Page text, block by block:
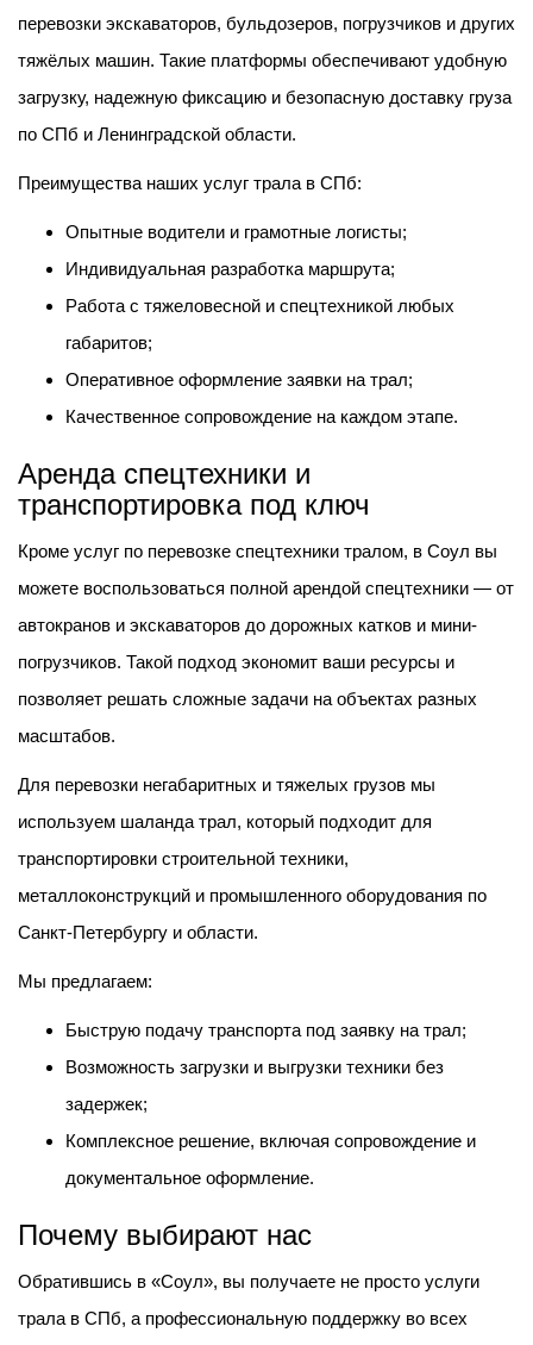
перевозки экскаваторов, бульдозеров, погрузчиков и других
тяжёлых машин. Такие платформы обеспечивают удобную
загрузку, надежную фиксацию и безопасную доставку груза
по СПб и Ленинградской области.
Преимущества наших услуг трала в СПб:
Опытные водители и грамотные логисты;
Индивидуальная разработка маршрута;
Работа с тяжеловесной и спецтехникой любых
габаритов;
Оперативное оформление заявки на трал;
Качественное сопровождение на каждом этапе.
Аренда спецтехники и
транспортировка под ключ
Кроме услуг по перевозке спецтехники тралом, в Соул вы
можете воспользоваться полной арендой спецтехники — от
автокранов и экскаваторов до дорожных катков и мини-
погрузчиков. Такой подход экономит ваши ресурсы и
позволяет решать сложные задачи на объектах разных
масштабов.
Для перевозки негабаритных и тяжелых грузов мы
используем шаланда трал, который подходит для
транспортировки строительной техники,
металлоконструкций и промышленного оборудования по
Санкт-Петербургу и области.
Мы предлагаем:
Быструю подачу транспорта под заявку на трал;
Возможность загрузки и выгрузки техники без
задержек;
Комплексное решение, включая сопровождение и
документальное оформление.
Почему выбирают нас
Обратившись в «Соул», вы получаете не просто услуги
трала в СПб, а профессиональную поддержку во всех